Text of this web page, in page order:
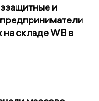
и
на складе WB в